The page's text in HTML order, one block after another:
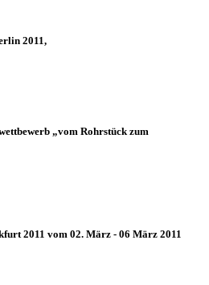
2011,
„vom Rohrstück zum
2011 vom 02. März - 06 März 2011